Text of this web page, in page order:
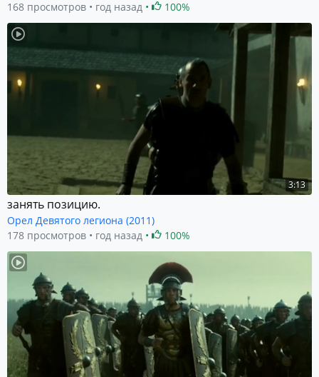
168 просмотров
год назад 100%
3:13
занять позицию.
Орел Девятого легиона (2011)
178 просмотров
год назад 100%